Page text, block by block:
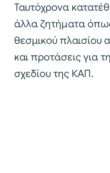
Ταυτόχρονα
άλλα ζητήματα
θεσμικού
και προτάσεις για
σχεδίου της ΚΑΠ.